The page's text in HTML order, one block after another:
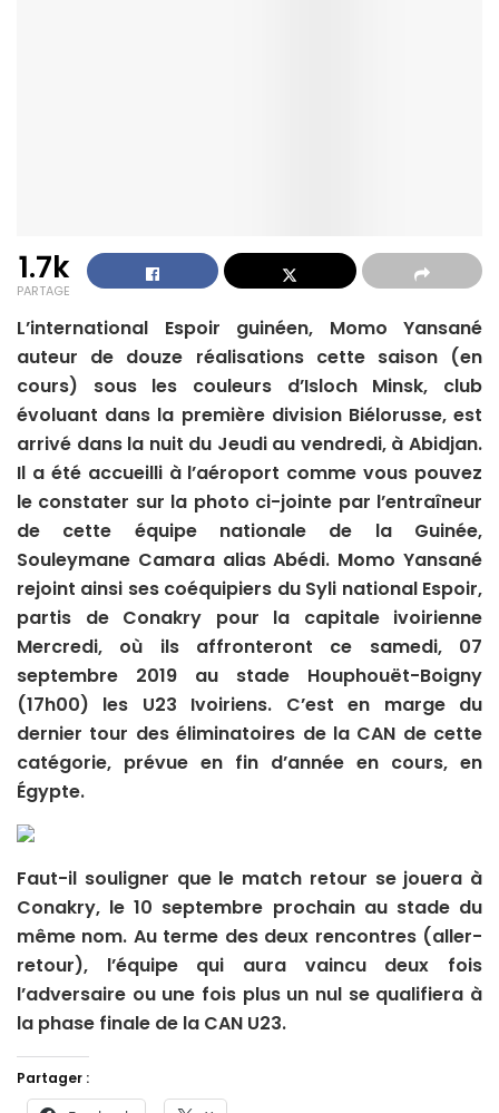
1.7k
PARTAGE
L’international Espoir guinéen, Momo Yansané
auteur de douze réalisations cette saison (en
cours) sous les couleurs d’Isloch Minsk, club
évoluant dans la première division Biélorusse, est
arrivé dans la nuit du Jeudi au vendredi, à Abidjan.
Il a été accueilli à l’aéroport comme vous pouvez
le constater sur la photo ci-jointe par l’entraîneur
de cette équipe nationale de la Guinée,
Souleymane Camara alias Abédi. Momo Yansané
rejoint ainsi ses coéquipiers du Syli national Espoir,
partis de Conakry pour la capitale ivoirienne
Mercredi, où ils affronteront ce samedi, 07
septembre 2019 au stade Houphouët-Boigny
(17h00) les U23 Ivoiriens. C’est en marge du
dernier tour des éliminatoires de la CAN de cette
catégorie, prévue en fin d’année en cours, en
Égypte.
Faut-il souligner que le match retour se jouera à
Conakry, le 10 septembre prochain au stade du
même nom. Au terme des deux rencontres (aller-
retour), l’équipe qui aura vaincu deux fois
l’adversaire ou une fois plus un nul se qualifiera à
la phase finale de la CAN U23.
Partager :